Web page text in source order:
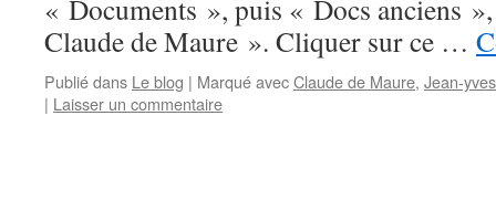
« Documents », puis « Docs anciens
Claude de Maure ». Cliquer sur ce …
Publié dans Le blog | Marqué avecClaude de Maure, Jean-
| Laisser un commentaire